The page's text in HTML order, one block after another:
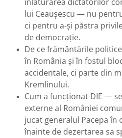
lui Ceaușescu — nu
ci pentru a-și păstra
de democrație.
De ce frământările
în România și în fostul
accidentale, ci parte din
Kremlinului.
Cum a funcționat DIE —
externe al României
jucat generalul Pacepa în
înainte de dezertarea sa